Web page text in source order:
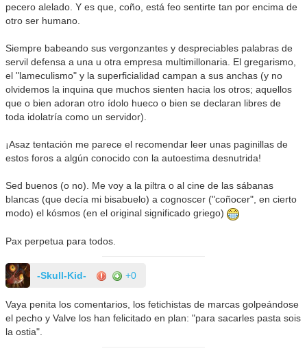
pecero alelado. Y es que, coño, está feo sentirte tan por encima de
otro ser humano.
Siempre babeando sus vergonzantes y despreciables palabras de
servil defensa a una u otra empresa multimillonaria. El gregarismo,
el "lameculismo" y la superficialidad campan a sus anchas (y no
olvidemos la inquina que muchos sienten hacia los otros; aquellos
que o bien adoran otro ídolo hueco o bien se declaran libres de
toda idolatría como un servidor).
¡Asaz tentación me parece el recomendar leer unas paginillas de
estos foros a algún conocido con la autoestima desnutrida!
Sed buenos (o no). Me voy a la piltra o al cine de las sábanas
blancas (que decía mi bisabuelo) a cognoscer ("coñocer", en cierto
modo) el kósmos (en el original significado griego)
Pax perpetua para todos.
-Skull-Kid- +0
Vaya penita los comentarios, los fetichistas de marcas golpeándose
el pecho y Valve los han felicitado en plan: "para sacarles pasta sois
la ostia".